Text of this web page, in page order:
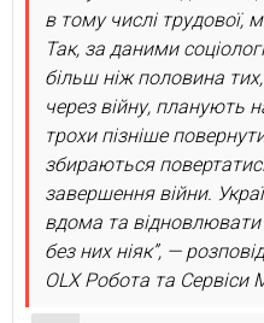
в тому числі трудової,
Так, за даними
більш ніж половина
через війну,
трохи пізніше
збираються
завершення війни.
вдома та відновлювати
без них ніяк”, —
OLX Робота та Сервіси